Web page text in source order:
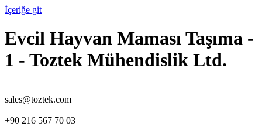
İçeriğe git
Evcil Hayvan Maması Taşıma -
1 - Toztek Mühendislik Ltd.
sales@toztek.com
+90 216 567 70 03